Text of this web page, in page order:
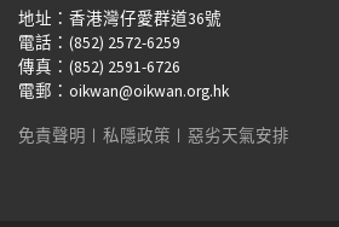
地址：香港灣仔愛群道36號
電話：(852) 2572-6259
傳真：(852) 2591-6726
電郵：oikwan@oikwan.org.hk
免責聲明 ︱ 私隱政策 ︱ 惡劣天氣安排